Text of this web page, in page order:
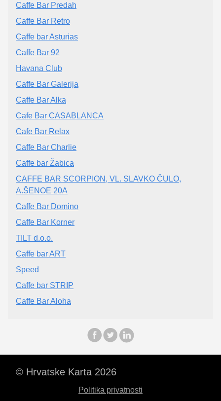
Caffe Bar Predah
Caffe Bar Retro
Caffe bar Asturias
Caffe Bar 92
Havana Club
Caffe Bar Galerija
Caffe Bar Alka
Cafe Bar CASABLANCA
Cafe Bar Relax
Caffe Bar Charlie
Caffe bar Žabica
CAFFE BAR SCORPION, VL. SLAVKO ČULO,
A.ŠENOE 20A
Caffe Bar Domino
Caffe Bar Korner
TILT d.o.o.
Caffe bar ART
Speed
Caffe bar STRIP
Caffe Bar Aloha
© Hrvatske Karta 2026
Politika privatnosti